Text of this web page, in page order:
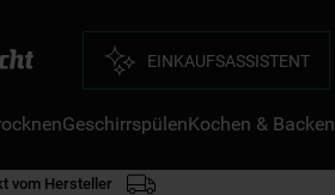
EINKAUFSASSISTENT
GeschirrspülenKochen & Backen
vom Hersteller